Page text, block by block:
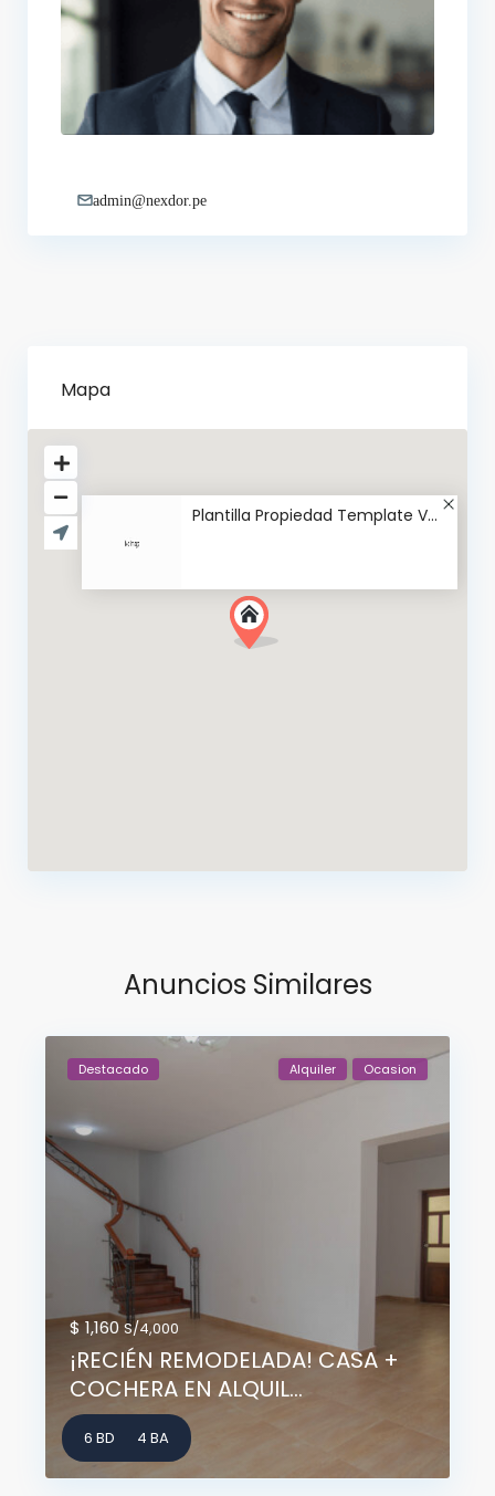
admin@nexdor.pe
Mapa
Plantilla Propiedad Template V...
Anuncios Similares
Destacado Alquiler Ocasion
$ 1,160S/4,000
¡RECIÉN REMODELADA! CASA +
COCHERA EN ALQUIL...
6 BD 4 BA